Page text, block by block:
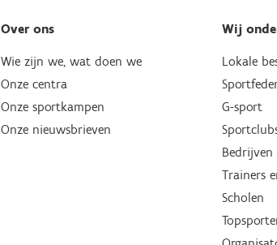
Over ons
Wie zijn we, wat doen we
Onze centra
Onze sportkampen
Onze nieuwsbrieven
Wij
Lokale
G-sport
Bedrijven
Trainers
Scholen